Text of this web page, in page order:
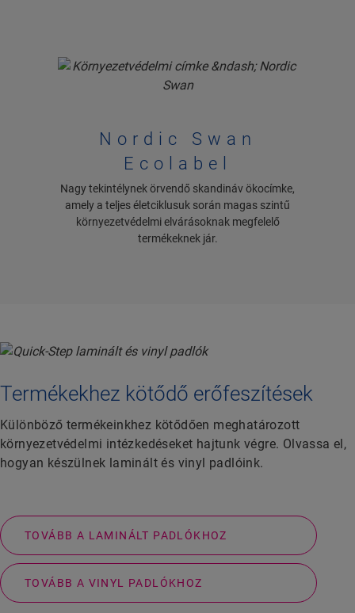
Nordic Swan
Ecolabel
Nagy tekintélynek örvendő skandináv ökocímke,
amely a teljes életciklusuk során magas szintű
környezetvédelmi elvárásoknak megfelelő
termékeknek jár.
Termékekhez kötődő erőfeszítések
Különböző termékeinkhez kötődően meghatározott
környezetvédelmi intézkedéseket hajtunk végre. Olvassa el,
hogyan készülnek laminált és vinyl padlóink.
TOVÁBB A LAMINÁLT PADLÓKHOZ
TOVÁBB A VINYL PADLÓKHOZ